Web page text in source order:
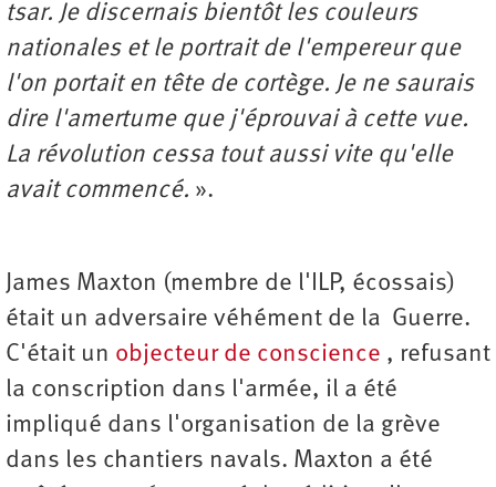
tsar. Je discernais bientôt les couleurs
nationales et le portrait de l'empereur que
l'on portait en tête de cortège. Je ne saurais
dire l'amertume que j'éprouvai à cette vue.
La révolution cessa tout aussi vite qu'elle
avait commencé. ».
James Maxton (membre de l'ILP, écossais)
était un adversaire véhément de la Guerre.
C'était un objecteur de conscience , refusant
la conscription dans l'armée, il a été
impliqué dans l'organisation de la grève
dans les chantiers navals. Maxton a été